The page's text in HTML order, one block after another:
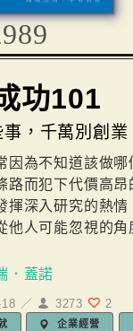
989
功101
事，千萬別創業
因為不知道該做哪
路而犯下代價高昂
揮深入研究的熱情
他人可能忽視的角
．蓋諾
／ 3273 2
企業經營